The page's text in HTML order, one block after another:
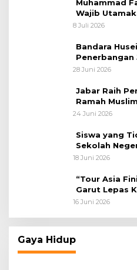
Muhammad
Wajib
Penolakan
8 Juli 2026
Bandara
Penerbangan
Tahap
28 Juni 2026
Jabar Raih
Ramah
Internasional
24 Juni 2026
Siswa yang
Sekolah
Siapkan
18 Juni 2026
“Tour Asia
Garut Lepas
Akung
16 Juni 2026
Gaya Hidup